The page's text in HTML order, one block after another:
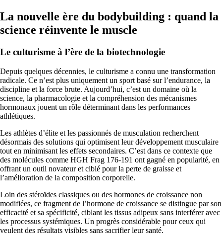
La nouvelle ère du bodybuilding : quand la
science réinvente le muscle
Le culturisme à l’ère de la biotechnologie
Depuis quelques décennies, le culturisme a connu une transformation
radicale. Ce n’est plus uniquement un sport basé sur l’endurance, la
discipline et la force brute. Aujourd’hui, c’est un domaine où la
science, la pharmacologie et la compréhension des mécanismes
hormonaux jouent un rôle déterminant dans les performances
athlétiques.
Les athlètes d’élite et les passionnés de musculation recherchent
désormais des solutions qui optimisent leur développement musculaire
tout en minimisant les effets secondaires. C’est dans ce contexte que
des molécules comme HGH Frag 176-191 ont gagné en popularité, en
offrant un outil novateur et ciblé pour la perte de graisse et
l’amélioration de la composition corporelle.
Loin des stéroïdes classiques ou des hormones de croissance non
modifiées, ce fragment de l’hormone de croissance se distingue par son
efficacité et sa spécificité, ciblant les tissus adipeux sans interférer avec
les processus systémiques. Un progrès considérable pour ceux qui
veulent des résultats visibles sans sacrifier leur santé.